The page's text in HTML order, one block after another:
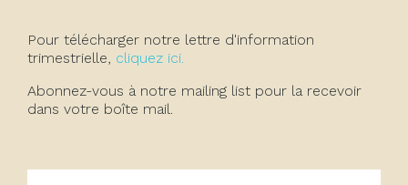
Pour télécharger notre lettre d'information
trimestrielle, cliquez ici.
Abonnez-vous à notre mailing list pour la recevoir
dans votre boîte mail.